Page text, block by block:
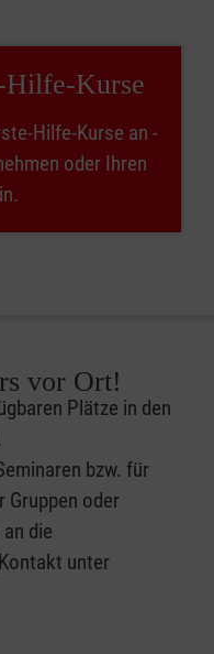
Hilfe-Kurse
Hilfe-Kurse an -
oder Ihren
vor Ort!
Plätze in den
bzw. für
Gruppen oder
die
unter